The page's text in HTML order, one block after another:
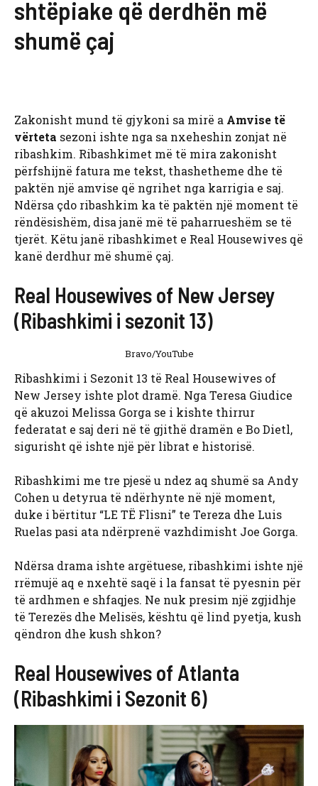
shtëpiake që derdhën më
shumë çaj
Zakonisht mund të gjykoni sa mirë a Amvise të
vërteta sezoni ishte nga sa nxeheshin zonjat në
ribashkim. Ribashkimet më të mira zakonisht
përfshijnë fatura me tekst, thashetheme dhe të
paktën një amvise që ngrihet nga karrigia e saj.
Ndërsa çdo ribashkim ka të paktën një moment të
rëndësishëm, disa janë më të paharrueshëm se të
tjerët. Këtu janë ribashkimet e Real Housewives që
kanë derdhur më shumë çaj.
Real Housewives of New Jersey
(Ribashkimi i sezonit 13)
Bravo/YouTube
Ribashkimi i Sezonit 13 të Real Housewives of
New Jersey ishte plot dramë. Nga Teresa Giudice
që akuzoi Melissa Gorga se i kishte thirrur
federatat e saj deri në të gjithë dramën e Bo Dietl,
sigurisht që ishte një për librat e historisë.
Ribashkimi me tre pjesë u ndez aq shumë sa Andy
Cohen u detyrua të ndërhynte në një moment,
duke i bërtitur “LE TË Flisni” te Tereza dhe Luis
Ruelas pasi ata ndërprenë vazhdimisht Joe Gorga.
Ndërsa drama ishte argëtuese, ribashkimi ishte një
rrëmujë aq e nxehtë saqë i la fansat të pyesnin për
të ardhmen e shfaqjes. Ne nuk presim një zgjidhje
të Terezës dhe Melisës, kështu që lind pyetja, kush
qëndron dhe kush shkon?
Real Housewives of Atlanta
(Ribashkimi i Sezonit 6)